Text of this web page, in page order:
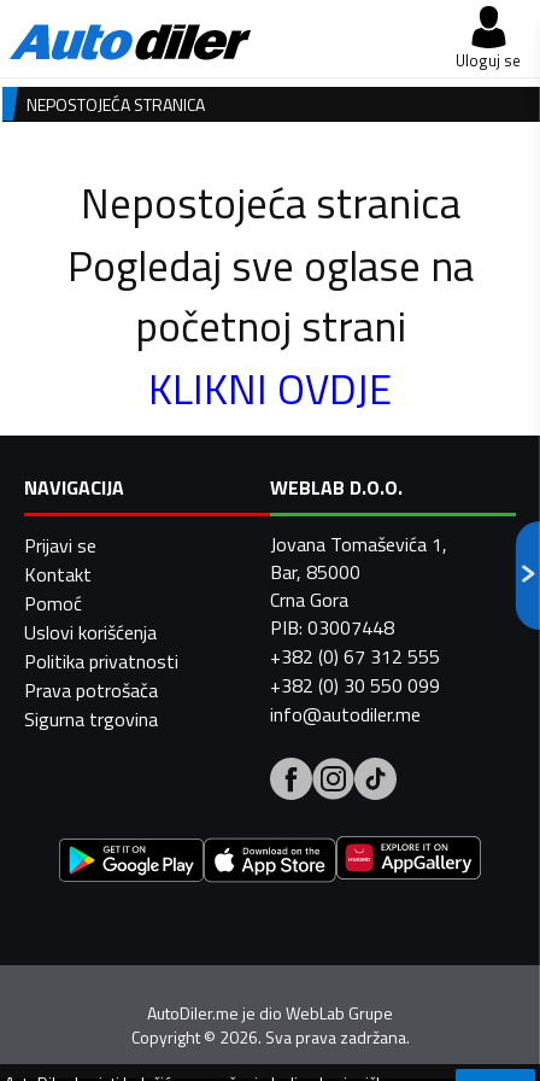
Uloguj se
NEPOSTOJEĆA STRANICA
Nepostojeća stranica
Pogledaj sve oglase na
početnoj strani
KLIKNI OVDJE
NAVIGACIJA
Prijavi se
Kontakt
Pomoć
Uslovi korišćenja
Politika privatnosti
Prava potrošača
Sigurna trgovina
WEBLAB D.O.O.
Jovana Tomaševića 1,
Bar, 85000
Crna Gora
PIB: 03007448
+382 (0) 67 312 555
+382 (0) 30 550 099
info@autodiler.me
AutoDiler.me je dioWebLab Grupe
Copyright© 2026. Sva prava zadržana.